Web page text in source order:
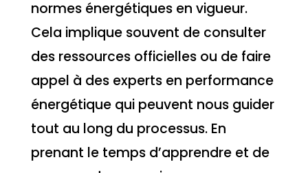
normes énergétiques en vigueur.
Cela implique souvent de consulter
des ressources officielles ou de faire
appel à des experts en performance
énergétique qui peuvent nous guider
tout au long du processus. En
prenant le temps d’apprendre et de